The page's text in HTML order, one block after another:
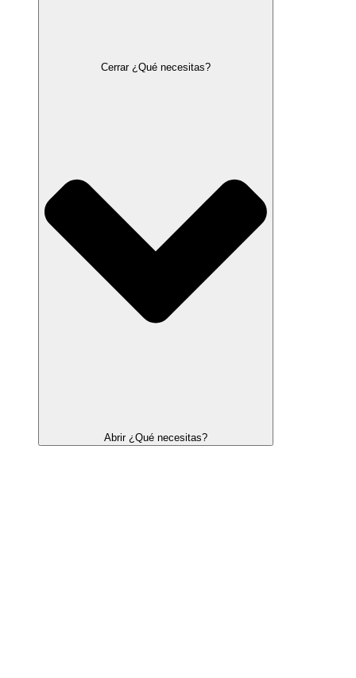
Cerrar ¿Qué necesitas?
Abrir ¿Qué necesitas?